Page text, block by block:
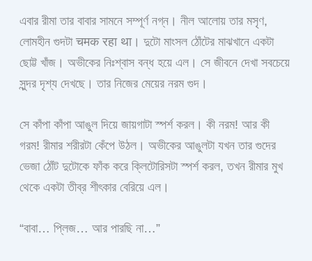
এবার রীমা তার বাবার সামনে সম্পূর্ণ নগ্ন। নীল আলোয় তার মসৃণ,
লোমহীন গুদটা चमक रहा था। দুটো মাংসল ঠোঁটের মাঝখানে একটা
ছোট্ট খাঁজ। অভীকের নিঃশ্বাস বন্ধ হয়ে এল। সে জীবনে দেখা সবচেয়ে
সুন্দর দৃশ্য দেখছে। তার নিজের মেয়ের নরম গুদ।
সে কাঁপা কাঁপা আঙুল দিয়ে জায়গাটা স্পর্শ করল। কী নরম! আর কী
গরম! রীমার শরীরটা কেঁপে উঠল। অভীকের আঙুলটা যখন তার গুদের
ভেজা ঠোঁট দুটোকে ফাঁক করে ক্লিটোরিসটা স্পর্শ করল, তখন রীমার মুখ
থেকে একটা তীব্র শীৎকার বেরিয়ে এল।
“বাবা… প্লিজ… আর পারছি না…”